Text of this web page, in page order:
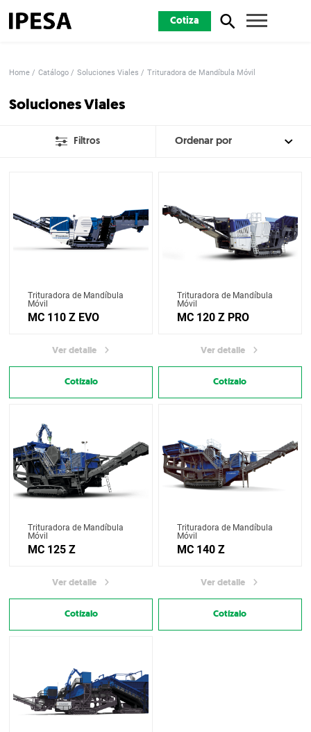
Cotiza
Home Catálogo Soluciones Viales Trituradora de Mandíbula Móvil
Soluciones Viales
Filtros
Trituradora de Mandíbula
Móvil
MC 110 Z EVO
Ver detalle
Cotízalo
Trituradora de Mandíbula
Móvil
MC 120 Z PRO
Ver detalle
Cotízalo
Trituradora de Mandíbula
Móvil
MC 125 Z
Ver detalle
Cotízalo
Trituradora de Mandíbula
Móvil
MC 140 Z
Ver detalle
Cotízalo